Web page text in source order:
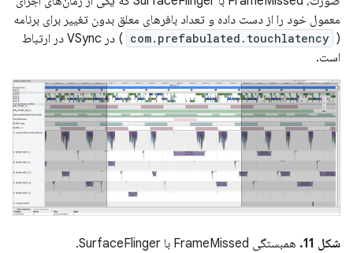
معمول خود را از دست داده و تعداد بافرهای معلق بدون تغییر برای برنامه
(
com.prefabulated.touchlatency
) در VSync در ارتباط
است.
شکل 11.
همبستگی FrameMissed با SurfaceFlinger.